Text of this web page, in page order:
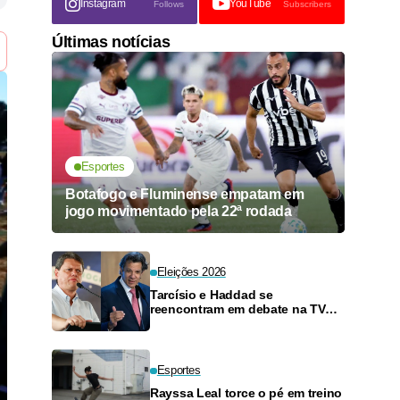
Instagram Follows YouTube Subscribers
Últimas notícias
Esportes
Botafogo e Fluminense empatam em
jogo movimentado pela 22ª rodada
Eleições 2026
Tarcísio e Haddad se
reencontram em debate na TV
Esportes
Rayssa Leal torce o pé em treino